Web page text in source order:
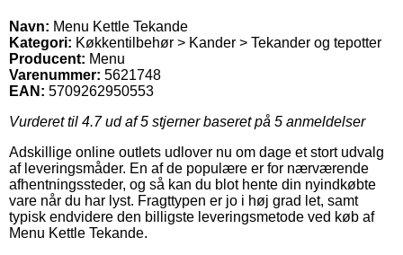
Navn: Menu Kettle Tekande
Kategori: Køkkentilbehør > Kander > Tekander og tepotter
Producent: Menu
Varenummer: 5621748
EAN: 5709262950553
Vurderet til 4.7ud af 5 stjerner baseret på 5 anmeldelser
Adskillige online outlets udlover nu om dage et stort udvalg
af leveringsmåder. En af de populære er for nærværende
afhentningssteder, og så kan du blot hente din nyindkøbte
vare når du har lyst. Fragttypen er jo i høj grad let, samt
typisk endvidere den billigste leveringsmetode ved køb af
Menu Kettle Tekande.